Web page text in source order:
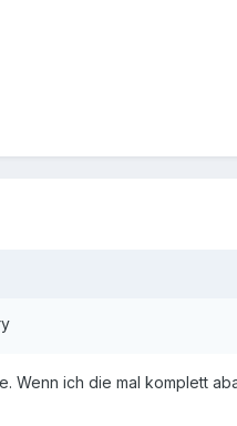
Wenn ich die mal komplett